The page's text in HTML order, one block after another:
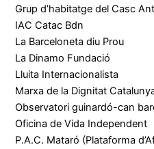
Grup d’habitatge del Casc
IAC Catac Bdn
La Barceloneta diu Prou
La Dinamo Fundació
Lluita Internacionalista
Marxa de la Dignitat
Observatori guinardó-can
Oficina de Vida Independent
P.A.C. Mataró (Plataforma